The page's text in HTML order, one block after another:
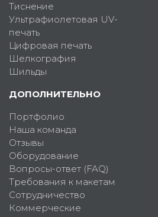
Тиснение
Ультрафиолетовая UV-
печать
Цифровая печать
Шелкография
Шильды
ДОПОЛНИТЕЛЬНО
Портфолио
Наша команда
Отзывы
Оборудование
Вопросы-ответ (FAQ)
Требования к макетам
Сотрудничество
Коммерческие